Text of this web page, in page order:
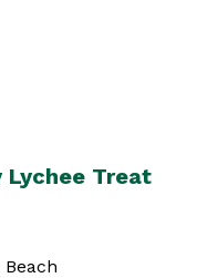
Lychee Treat